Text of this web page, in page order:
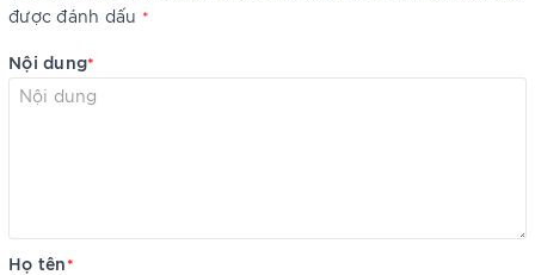
được đánh dấu *
Nội dung*
Họ tên*